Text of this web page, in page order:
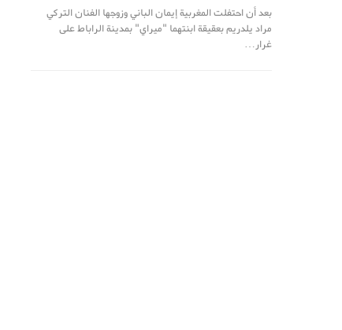
بعد أن احتفلت المغربية إيمان الباني وزوجها الفنان التركي
مراد يلدريم بعقيقة ابنتهما "ميراي" بمدينة الراباط على
غرار…